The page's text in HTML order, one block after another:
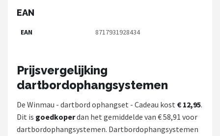
EAN
EAN 8717931928434
Prijsvergelijking
dartbordophangsystemen
De Winmau - dartbord ophangset - Cadeau kost € 12,95.
Dit is goedkoperdan het gemiddelde van € 58,91 voor
dartbordophangsystemen. Dartbordophangsystemen